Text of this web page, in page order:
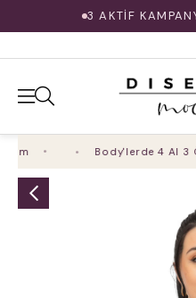
3 AKTİF
Body'lerde 4 Al 3